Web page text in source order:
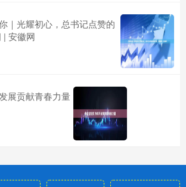
｜光耀初心，总书记点赞的
| 安徽网
展贡献青春力量